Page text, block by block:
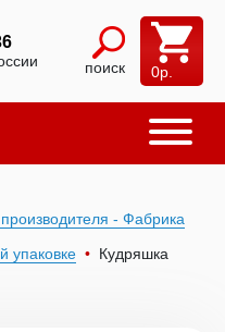
поиск 0р.
- Фабрика
упаковке Кудряшка